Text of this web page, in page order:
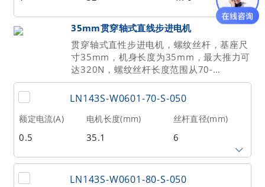
2 9 0.1
丝杆导程(mm) 丝杆长度(mm) 额定推力(N
@300RPM)
200 27
相数 转子惯量(g•cm²) 重量(kg)
9 0.1
35mm贯穿轴式直线步进电机
贯穿轴式直性步进电机，螺纹丝杆，基座尺
寸35mm，机身长度为35mm，最大推力可
达320N，螺纹丝杆长度范围从70-
150mm。
LN143S-W0601-70-S-050
额定电流(A) 电机长度(mm) 丝杆直径(mm)
0.5 35.1 6
丝杆导程(mm) 丝杆长度(mm) 额定推力(N
@300RPM)
LN143S-W0601-80-S-050